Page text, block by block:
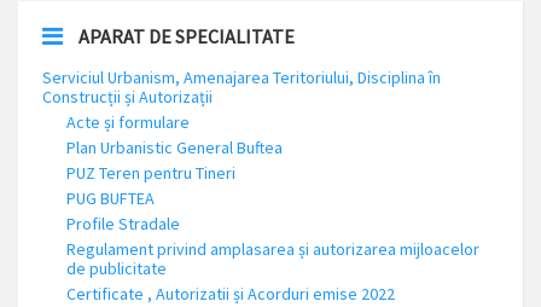
APARAT DE SPECIALITATE
Serviciul Urbanism, Amenajarea Teritoriului, Disciplina în
Construcții și Autorizații
Acte și formulare
Plan Urbanistic General Buftea
PUZ Teren pentru Tineri
PUG BUFTEA
Profile Stradale
Regulament privind amplasarea și autorizarea mijloacelor
de publicitate
Certificate , Autorizatii și Acorduri emise 2022